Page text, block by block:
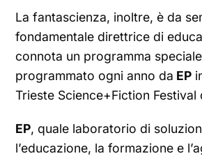
La fantascienza, inoltre, è da
fondamentale direttrice di
connota un programma
programmato ogni anno da EP
Trieste Science+Fiction Festival
EP, quale laboratorio di
l’educazione, la formazione e